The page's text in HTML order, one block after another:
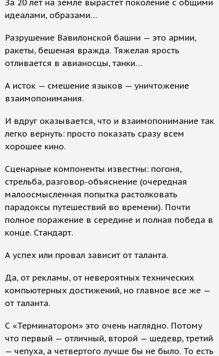
За 20 лет на земле вырастет поколение с общими
идеалами, образами…
Разрушение Вавилонской башни — это армии,
ракеты, бешеная вражда. Тяжелая ярость
отливается в авианосцы, танки…
А исток — смешение языков — уничтожение
взаимопонимания.
И вдруг оказывается, что и взаимопонимание так
легко вернуть: просто показать сразу всем
хорошее кино.
Сценарные компоненты известны: погоня,
стрельба, разговор-объяснение (очередная
малоосмысленная попытка растолковать
парадоксы путешествий во времени). Почти
полное поражение в середине и полная победа в
конце. Стандарт.
А успех или провал зависит от таланта.
Да, от рекламы, от невероятных технических
компьютерных достижений, но главное все же —
от таланта.
С «Терминатором» это очень наглядно. Потому
что первый — отличный, второй — шедевр, третий
— чепуха, а четвертого лучше бы не было. То есть